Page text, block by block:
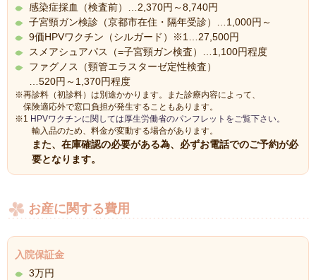
感染症採血（検査前）…2,370円～8,740円
子宮頸ガン検診（京都市在住・隔年受診）…1,000円～
9価HPVワクチン（シルガード）※1…27,500円
スメアシュアパス（=子宮頸ガン検査）…1,100円程度
ファグノス（頸管エラスターゼ定性検査）
…520円～1,370円程度
※再診料（初診料）は別途かかります。また診療内容によって、
保険適応外で窓口負担が発生することもあります。
※1 HPVワクチンに関しては厚生労働省のパンフレットをご覧下さい。
輸入品のため、料金が変動する場合があります。
また、在庫確認の必要がある為、必ずお電話でのご予約が必
要となります。
お産に関する費用
入院保証金
3万円